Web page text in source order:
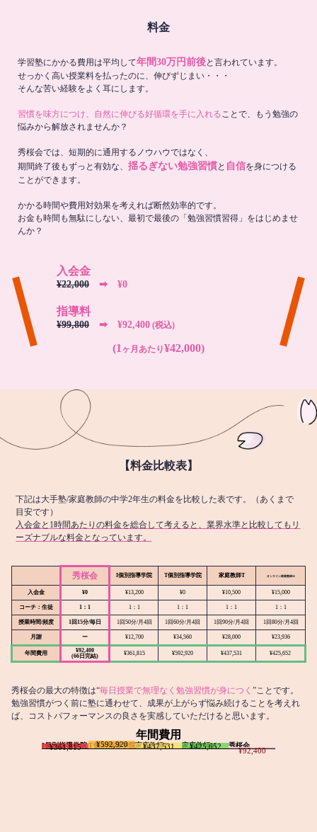
料金
学習塾にかかる費用は平均して年間30万円前後と言われています。
せっかく高い授業料を払ったのに、伸びずじまい・・・
そんな苦い経験をよく耳にします。
習慣を味方につけ、自然に伸びる好循環を手に入れる ことで、もう勉強の
悩みから解放されませんか？
秀桜会では、短期的に通用するノウハウではなく、
期間終了後もずっと有効な、 揺るぎない勉強習慣と 自信を身につける
ことができます。
かかる時間や費用対効果を考えれば断然効率的です。
お金も時間も無駄にしない、最初で最後の「勉強習慣習得」をはじめませ
んか？
入会金
¥22,000 ➡︎ ¥0
指導料
¥99,800 ➡︎ ¥92,400 (税込)
(1 ヶ月あたり¥42,000)
【料金比較表】
下記は大手塾/家庭教師の中学2年生の料金を比較した表です。（あくまで
目安です）
入会金と1時間あたりの料金を総合して考えると、業界水準と比較してもリ
ーズナブルな料金となっています。
秀桜会 I個別指導学院 T個別指導学院 家庭教師T オンライン家庭教師M
入会金 ¥0 ¥13,200 ¥0 ¥10,500 ¥15,000
コーチ：生徒 1：1 1：1 1：1 1：1 1：1
授業時間/頻度 1回15分/毎日 1回50分/月4回 1回60分/月4回 1回90分/月4回 1回80分/月4回
月謝 ー ¥12,700 ¥34,560 ¥28,000 ¥23,936
年間費用
¥92,400
(66日完結)
¥361,815 ¥592,920 ¥437,531 ¥425,652
秀桜会の最大の特徴は“毎日授業で無理なく勉強習慣が身につく ”ことです。
勉強習慣がつく前に塾に通わせて、成果が上がらず悩み続けることを考えれ
ば、コストパフォーマンスの良さを実感していただけると思います。
年間費用
I個別指導学院
¥361,815 T個別指導学院
¥592,920 家庭教師T
¥437,531 家庭教師M
¥425,652 秀桜会
¥92,400